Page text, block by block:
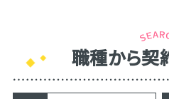
職種から契